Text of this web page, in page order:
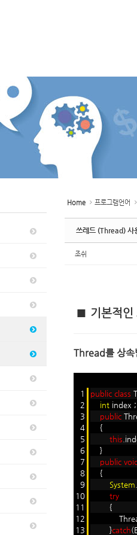
Home 프로그램언어
쓰레드 (Thread) 사
조쉬
■ 기본적인
Thread를 상속
1
2
3
4
5
6
7
8
9
10
11
12
13
public class
intindex ;
public
{
this
}
public void
{
System
try
{
}catch